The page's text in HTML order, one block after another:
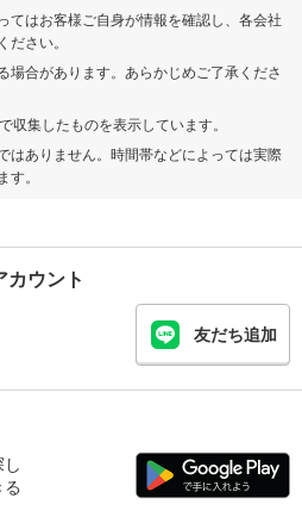
てはお客様ご自身が情報を確認し、各会社
さい。
場合があります。あらかじめご了承くださ
収集したものを表示しています。
はありません。時間帯などによっては実際
。
ウント
友だち追加